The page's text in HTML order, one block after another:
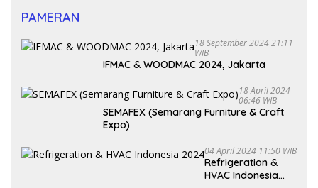
PAMERAN
18 September 2024 21:11
WIB
IFMAC & WOODMAC 2024, Jakarta
18 April 2024
06:46 WIB
SEMAFEX (Semarang Furniture & Craft
Expo)
04 April 2024 11:50 WIB
Refrigeration &
HVAC Indonesia